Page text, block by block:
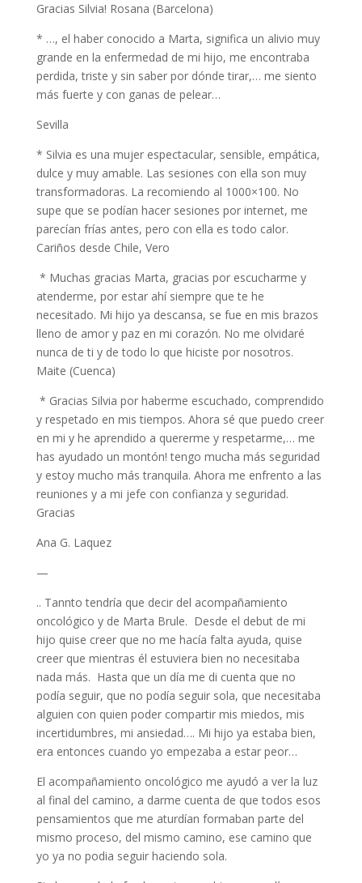
Gracias Silvia! Rosana (Barcelona)
* …, el haber conocido a Marta, significa un alivio muy
grande en la enfermedad de mi hijo, me encontraba
perdida, triste y sin saber por dónde tirar,… me siento
más fuerte y con ganas de pelear…
Sevilla
* Silvia es una mujer espectacular, sensible, empática,
dulce y muy amable. Las sesiones con ella son muy
transformadoras. La recomiendo al 1000×100. No
supe que se podían hacer sesiones por internet, me
parecían frías antes, pero con ella es todo calor.
Cariños desde Chile, Vero
* Muchas gracias Marta, gracias por escucharme y
atenderme, por estar ahí siempre que te he
necesitado. Mi hijo ya descansa, se fue en mis brazos
lleno de amor y paz en mi corazón. No me olvidaré
nunca de ti y de todo lo que hiciste por nosotros.
Maite (Cuenca)
* Gracias Silvia por haberme escuchado, comprendido
y respetado en mis tiempos. Ahora sé que puedo creer
en mi y he aprendido a quererme y respetarme,… me
has ayudado un montón! tengo mucha más seguridad
y estoy mucho más tranquila. Ahora me enfrento a las
reuniones y a mi jefe con confianza y seguridad.
Gracias
Ana G. Laquez
—
.. Tannto tendría que decir del acompañamiento
oncológico y de Marta Brule. Desde el debut de mi
hijo quise creer que no me hacía falta ayuda, quise
creer que mientras él estuviera bien no necesitaba
nada más. Hasta que un día me di cuenta que no
podía seguir, que no podía seguir sola, que necesitaba
alguien con quien poder compartir mis miedos, mis
incertidumbres, mi ansiedad…. Mi hijo ya estaba bien,
era entonces cuando yo empezaba a estar peor…
El acompañamiento oncológico me ayudó a ver la luz
al final del camino, a darme cuenta de que todos esos
pensamientos que me aturdían formaban parte del
mismo proceso, del mismo camino, ese camino que
yo ya no podia seguir haciendo sola.